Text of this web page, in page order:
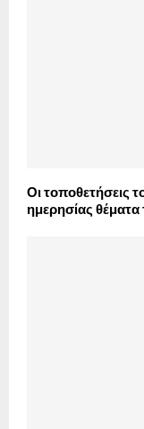
Οι τοποθετήσεις
ημερησίας